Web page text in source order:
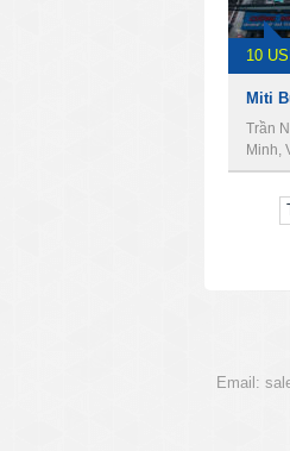
10
Trần
Minh,
Email: